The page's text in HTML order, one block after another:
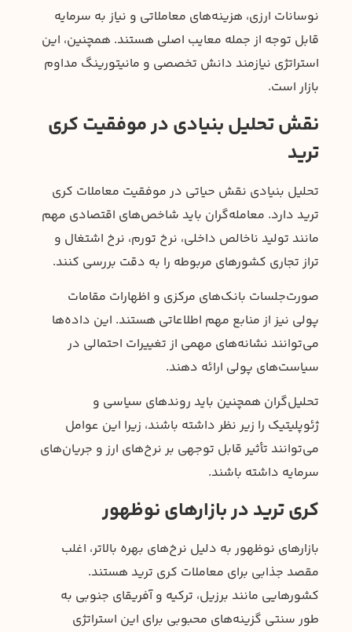
نوسانات ارزی، هزینه‌های معاملاتی و نیاز به سرمایه
قابل توجه از جمله معایب اصلی هستند. همچنین، این
استراتژی نیازمند دانش تخصصی و مانیتورینگ مداوم
بازار است.
نقش تحلیل بنیادی در موفقیت کری
ترید
تحلیل بنیادی نقش حیاتی در موفقیت معاملات کری
ترید دارد. معامله‌گران باید شاخص‌های اقتصادی مهم
مانند تولید ناخالص داخلی، نرخ تورم، نرخ اشتغال و
تراز تجاری کشورهای مربوطه را به دقت بررسی کنند.
صورت‌جلسات بانک‌های مرکزی و اظهارات مقامات
پولی نیز از منابع مهم اطلاعاتی هستند. این داده‌ها
می‌توانند نشانه‌های مهمی از تغییرات احتمالی در
سیاست‌های پولی ارائه دهند.
تحلیل‌گران همچنین باید روندهای سیاسی و
ژئوپلیتیک را زیر نظر داشته باشند، زیرا این عوامل
می‌توانند تأثیر قابل توجهی بر نرخ‌های ارز و جریان‌های
سرمایه داشته باشند.
کری ترید در بازارهای نوظهور
بازارهای نوظهور به دلیل نرخ‌های بهره بالاتر، اغلب
مقصد جذابی برای معاملات کری ترید هستند.
کشورهایی مانند برزیل، ترکیه و آفریقای جنوبی به
طور سنتی گزینه‌های محبوبی برای این استراتژی